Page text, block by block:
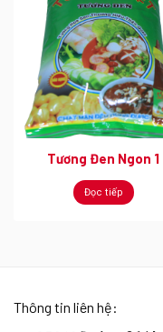
Tương Đen Ngon 1
Đọc tiếp
Thông tin liên hệ: